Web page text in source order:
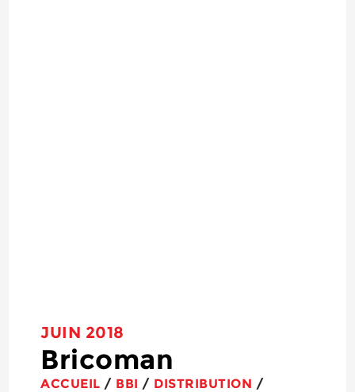
JUIN 2018
Bricoman
ACCUEIL / BBI / DISTRIBUTION /